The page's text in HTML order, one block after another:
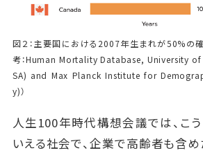
図２：主要国における2007年生まれが50%の
考：Human Mortality Database, University
SA) and Max Planck Institute for
y)）
人生100年時代構想会議では、こ
いえる社会で、企業で高齢者も含